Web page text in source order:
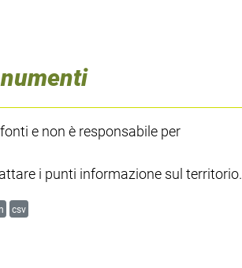
e non è responsabile per
i punti informazione sul territorio.
csv